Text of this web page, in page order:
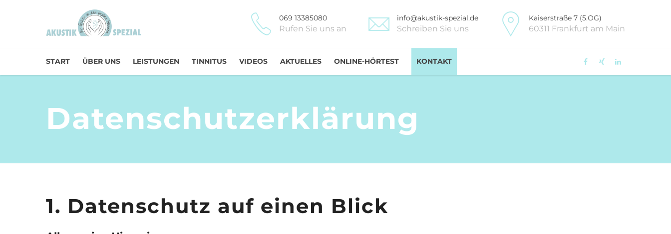
069 13385080
Rufen Sie uns an
info@akustik-spezial.de
Schreiben Sie uns
Kaiserstraße 7 (5.OG)
60311 Frankfurt am Main
START ÜBER UNS LEISTUNGEN TINNITUS VIDEOS AKTUELLES ONLINE-HÖRTEST KONTAKT
Datenschutzerklärung
1. Datenschutz auf einen Blick